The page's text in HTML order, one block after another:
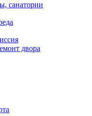
санатории
двора